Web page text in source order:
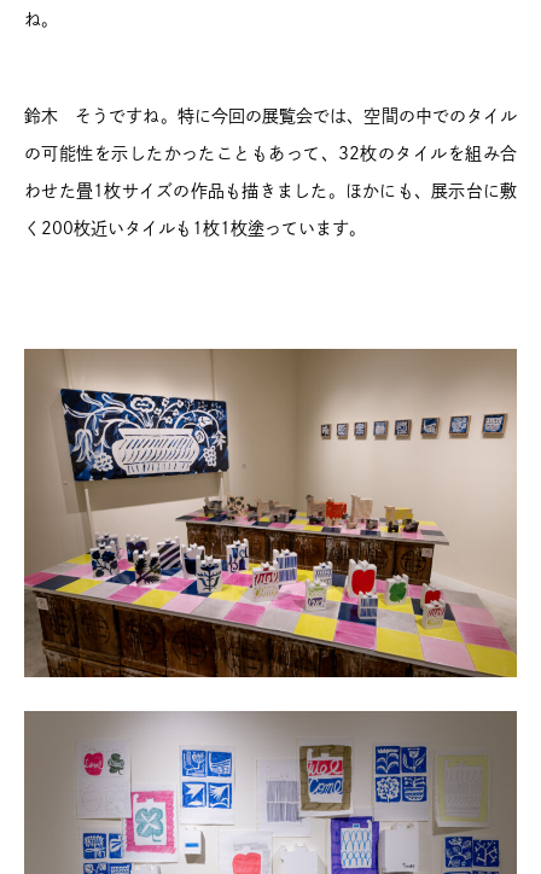
ね。
鈴木 そうですね。特に今回の展覧会では、空間の中でのタイル
の可能性を示したかったこともあって、32枚のタイルを組み合
わせた畳1枚サイズの作品も描きました。ほかにも、展示台に敷
く200枚近いタイルも1枚1枚塗っています。